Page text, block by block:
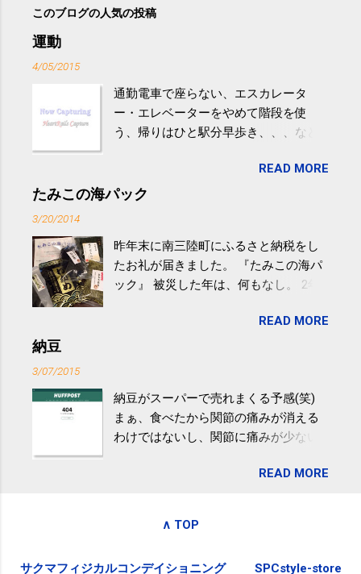
このブログの人気の投稿
運動
4/05/2015
通勤電車で座らない、エスカレータ
ー・エレベーターをやめて階段を使
う、帰りはひと駅分早歩き、、、など
やすい。 スポーツウェア・シューズで
するものだけが運動ではない。 食べ
けると改善する、との結果を筑波大の
研究チームが発表した。改善が期待で
きるのは、過度の飲酒が原因ではない
減らなくても効果があるという。 正田
波大「減量しなくても効果」 - ニュー
ス - アピタル（医療・健康）
READ MORE
たみこの海パック
3/20/2014
昨年末に南三陸町にふるさと納税をし
たお礼が届きました。 『たみこの海パ
ック』 被災した年は、何もなし。 2年
が『たみこの海パック』。 ボランティ
全く考えていなかったので、貰えると
少しづつ復興してる感が伝わってきて
嬉しいです。 あと、ふるさと納税が節
ですが、節税になるほど稼げていない
READ MORE
納豆
3/07/2015
納豆がスーパーで売れまくる予感(笑)
まぁ、食べたから関節の痛みが消える
わけではないし、関節に痛みが少ない
ど。。 「関節の老化」は、「コンドロ
歳をピークにして、体内で作られる量
READ MORE
∧ TOP
サクマフィジカルコンデイショニング SPCstyle-store